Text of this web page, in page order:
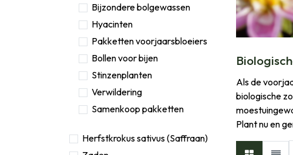
Bijzondere bolgewassen
Hyacinten
Pakketten voorjaarsbloeiers
Bollen voor bijen
Stinzenplanten
Verwildering
Samenkoop pakketten
Herfstkrokus sativus (Saffraan)
Als de
biologische
Plant nu en